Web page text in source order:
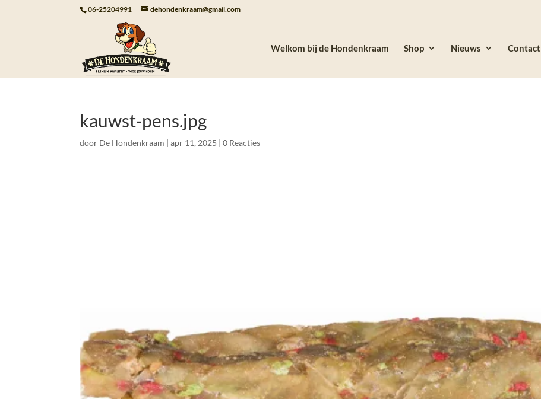
06-25204991 dehondenkraam@gmail.com
Welkom bij de Hondenkraam Shop Nieuws Contact
kauwst-pens.jpg
door De Hondenkraam |apr 11, 2025 |0 Reacties